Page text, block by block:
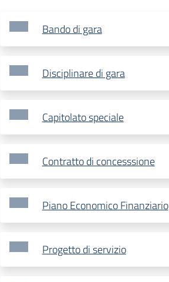
Bando di gara
Disciplinare di gara
Capitolato speciale
Contratto di concesssione
Piano Economico Finanziario
Progetto di servizio